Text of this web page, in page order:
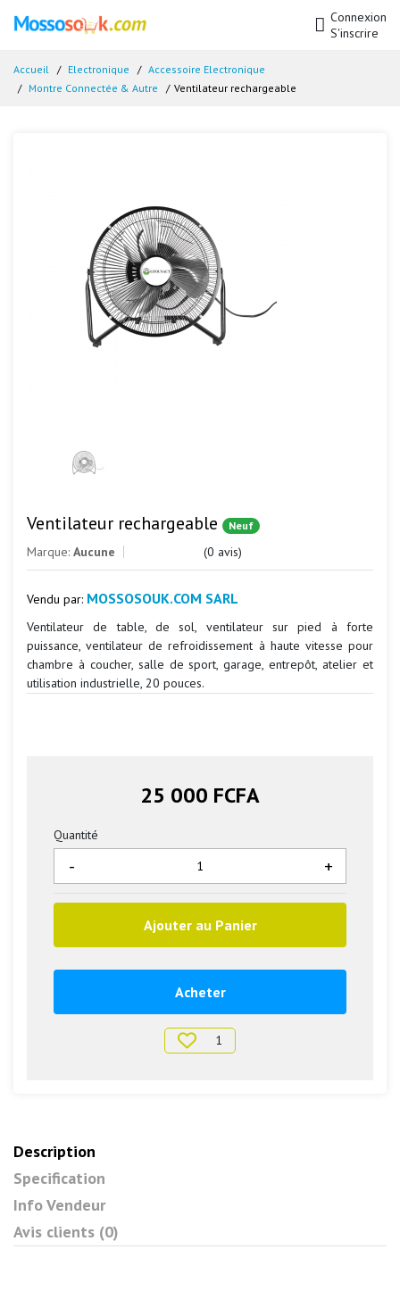
Connexion
S'inscrire
Accueil Electronique
Accessoire Electronique
Montre Connectée & Autre
Ventilateur rechargeable
Ventilateur rechargeable Neuf
Marque: Aucune (0 avis)
Vendu par: MOSSOSOUK.COM SARL
Ventilateur de table, de sol, ventilateur sur pied à forte
puissance, ventilateur de refroidissement à haute vitesse pour
chambre à coucher, salle de sport, garage, entrepôt, atelier et
utilisation industrielle, 20 pouces.
25 000 FCFA
Quantité
+
-
Ajouter au Panier
Acheter
1
Description
Specification
Info Vendeur
Avis clients (0)